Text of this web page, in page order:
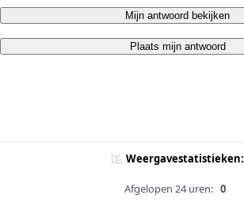
Mijn antwoord bekijken
Plaats mijn antwoord
Weergavestatistieken:
Afgelopen 24 uren: 0